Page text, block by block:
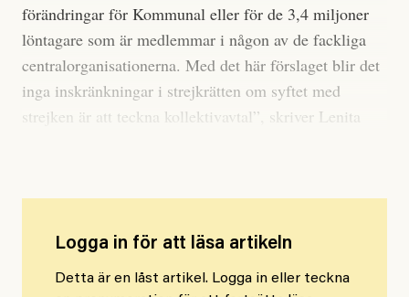
förändringar för Kommunal eller för de 3,4 miljoner
löntagare som är medlemmar i någon av de fackliga
centralorganisationerna. Med det här förslaget blir det
inga inskränkningar i strejkrätten om syftet med
strejken är att teckna kollektivavtal”, skriver Lenita
Logga in för att läsa artikeln
Detta är en låst artikel. Logga in eller teckna